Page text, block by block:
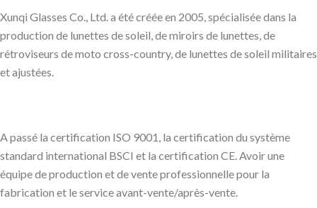
Xunqi Glasses Co., Ltd. a été créée en 2005, spécialisée dans la
production de lunettes de soleil, de miroirs de lunettes, de
rétroviseurs de moto cross-country, de lunettes de soleil militaires
et ajustées.
A passé la certification ISO 9001, la certification du système
standard international BSCI et la certification CE. Avoir une
équipe de production et de vente professionnelle pour la
fabrication et le service avant-vente/après-vente.